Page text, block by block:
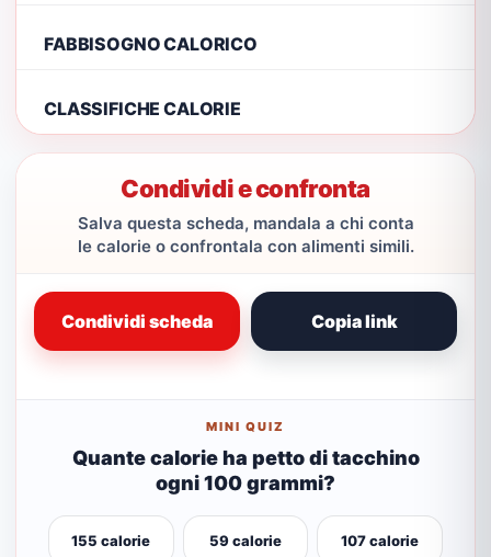
FABBISOGNO CALORICO
CLASSIFICHE CALORIE
Condividi e confronta
Salva questa scheda, mandala a chi conta
le calorie o confrontala con alimenti simili.
Condividi scheda Copia link
MINI QUIZ
Quante calorie ha petto di tacchino
ogni 100 grammi?
155 calorie 59 calorie 107 calorie